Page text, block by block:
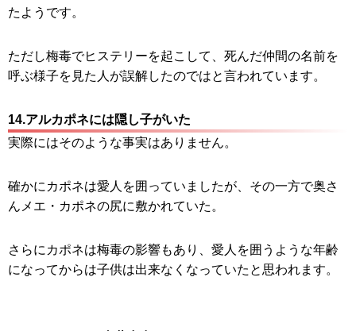
たようです。
ただし梅毒でヒステリーを起こして、死んだ仲間の名前を
呼ぶ様子を見た人が誤解したのではと言われています。
14.アルカポネには隠し子がいた
実際にはそのような事実はありません。
確かにカポネは愛人を囲っていましたが、その一方で奥さ
んメエ・カポネの尻に敷かれていた。
さらにカポネは梅毒の影響もあり、愛人を囲うような年齢
になってからは子供は出来なくなっていたと思われます。